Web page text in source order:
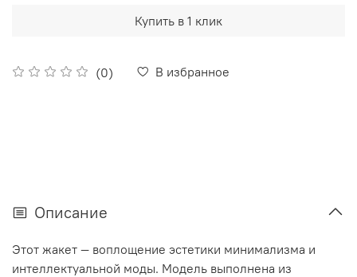
(0) В избранное
Купить в 1 клик
Описание
Этот жакет — воплощение эстетики минимализма и
интеллектуальной моды. Модель выполнена из